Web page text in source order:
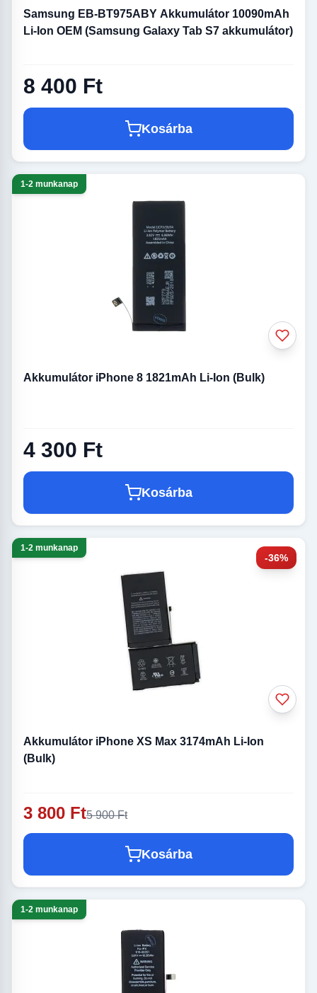
Samsung EB-BT975ABY Akkumulátor 10090mAh
Li-Ion OEM (Samsung Galaxy Tab S7 akkumulátor)
8 400 Ft
Kosárba
1-2 munkanap
Akkumulátor iPhone 8 1821mAh Li-Ion (Bulk)
4 300 Ft
Kosárba
-36%
1-2 munkanap
Akkumulátor iPhone XS Max 3174mAh Li-Ion
(Bulk)
3 800 Ft5 900 Ft
Kosárba
1-2 munkanap